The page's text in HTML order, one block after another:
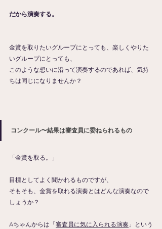
だから演奏する。
金賞を取りたいグループにとっても、楽しくやりた
いグループにとっても、
このような想いに沿って演奏するのであれば、気持
ちは同じになりませんか？
コンクール〜結果は審査員に委ねられるもの
「金賞を取る。」
目標としてよく聞かれるものですが、
そもそも、金賞を取れる演奏とはどんな演奏なので
しょうか？
Aちゃんからは「審査員に気に入られる演奏 」という